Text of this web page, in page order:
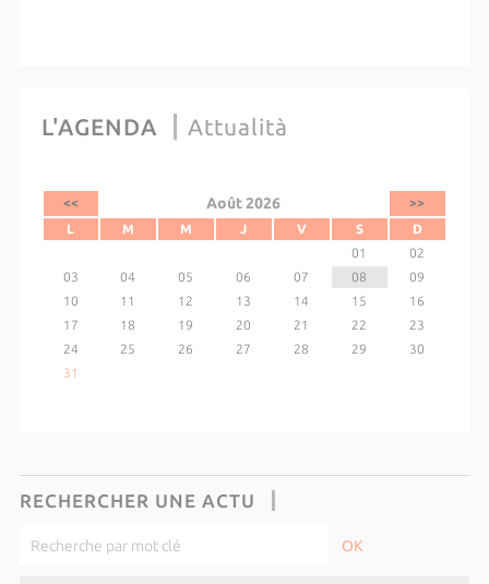
L'AGENDA Attualità
<< Août 2026
>>
L
M M J V S
D
01
02
03
04 05 06 07 08
09
10
11 12 13 14 15
16
17
18 19 20 21 22
23
24
25 26 27 28 29
30
31
RECHERCHER UNE ACTU